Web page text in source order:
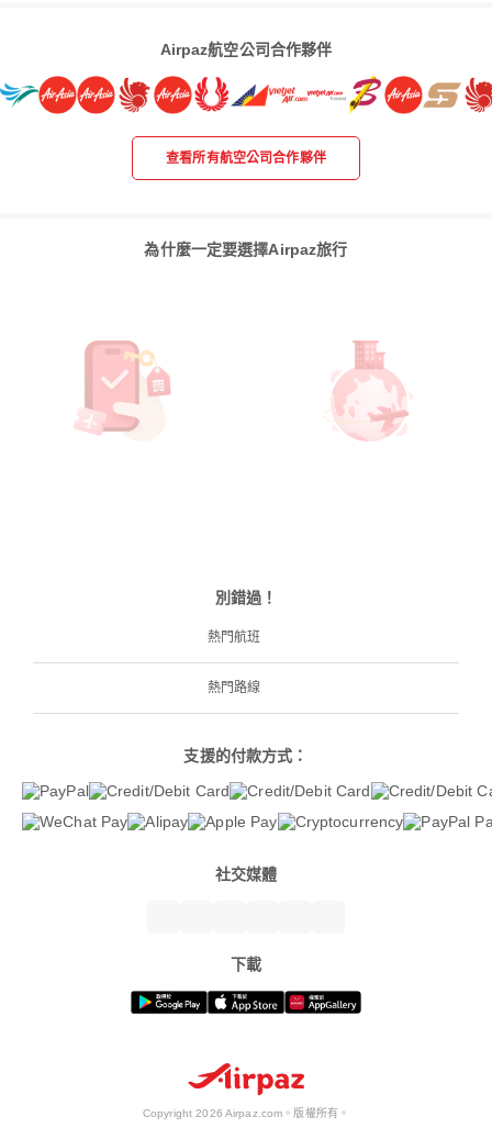
Airpaz航空公司合作夥伴
查看所有航空公司合作夥伴
為什麼一定要選擇Airpaz旅行
別錯過！
熱門航班
熱門路線
支援的付款方式：
社交媒體
下載
Copyright 2026 Airpaz.com。版權所有。